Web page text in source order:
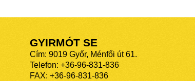
GYIRMÓT SE
Cím: 9019 Győr, Ménfői út 61.
Telefon: +36-96-831-836
FAX: +36-96-831-836